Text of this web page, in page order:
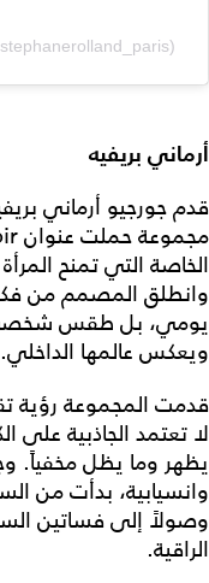
أرماني بريفيه
الخاصة التي تمنح
وانطلق المصمم من
يومي، بل طقس شخصي
ويعكس عالمها الداخلي.
قدمت المجموعة رؤية
لا تعتمد الجاذبية على
يظهر وما يظل مخفياً.
وانسيابية، بدأت من
وصولاً إلى فساتين
الراقية.